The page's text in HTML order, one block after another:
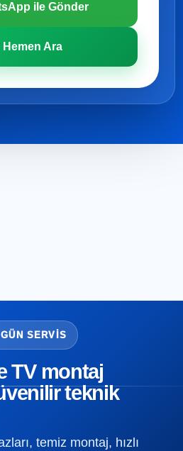
ile Gönder
Ara
SERVIS
TV montaj
teknik
temiz montaj, hızlı